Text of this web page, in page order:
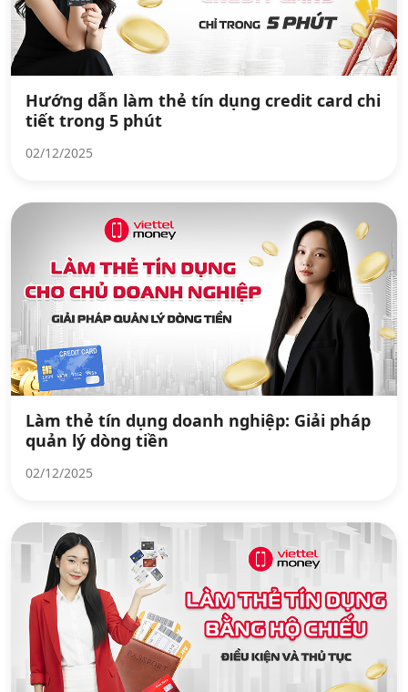
Hướng dẫn làm thẻ tín dụng credit card chi
tiết trong 5 phút
02/12/2025
Làm thẻ tín dụng doanh nghiệp: Giải pháp
quản lý dòng tiền
02/12/2025